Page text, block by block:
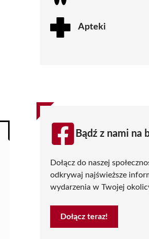
Apteki
Bądź z nami na
Dołącz do naszej
odkrywaj najświeższe
wydarzenia w Twojej
Dołącz teraz!